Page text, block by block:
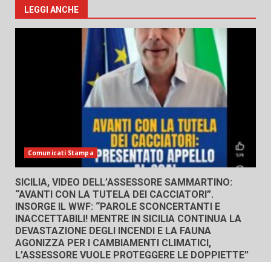
LEGGI ANCHE
Comunicati Stampa
SICILIA, VIDEO DELL’ASSESSORE SAMMARTINO:
“AVANTI CON LA TUTELA DEI CACCIATORI”.
INSORGE IL WWF: “PAROLE SCONCERTANTI E
INACCETTABILI! MENTRE IN SICILIA CONTINUA LA
DEVASTAZIONE DEGLI INCENDI E LA FAUNA
AGONIZZA PER I CAMBIAMENTI CLIMATICI,
L’ASSESSORE VUOLE PROTEGGERE LE DOPPIETTE”